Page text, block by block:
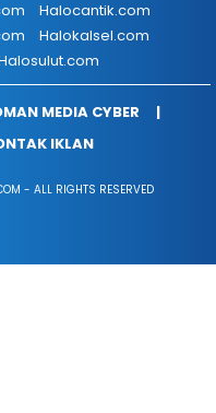
Halocantik.com
Halokalsel.com
MEDIA CYBER
IKLAN
- ALL RIGHTS RESERVED